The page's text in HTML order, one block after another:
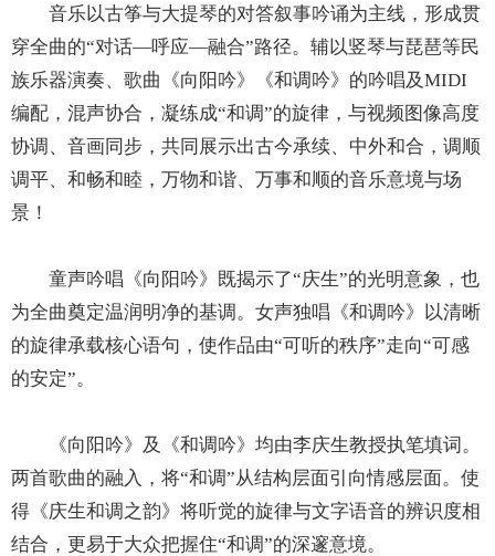
音乐以古筝与大提琴的对答叙事吟诵为主线，形成贯
穿全曲的“对话—呼应—融合”路径。辅以竖琴与琵琶等民
族乐器演奏、歌曲《向阳吟》《和调吟》的吟唱及MIDI
编配，混声协合，凝练成“和调”的旋律，与视频图像高度
协调、音画同步，共同展示出古今承续、中外和合，调顺
调平、和畅和睦，万物和谐、万事和顺的音乐意境与场
景！
童声吟唱《向阳吟》既揭示了“庆生”的光明意象，也
为全曲奠定温润明净的基调。女声独唱《和调吟》以清晰
的旋律承载核心语句，使作品由“可听的秩序”走向“可感
的安定”。
《向阳吟》及《和调吟》均由李庆生教授执笔填词。
两首歌曲的融入，将“和调”从结构层面引向情感层面。使
得《庆生和调之韵》将听觉的旋律与文字语音的辨识度相
结合，更易于大众把握住“和调”的深邃意境。